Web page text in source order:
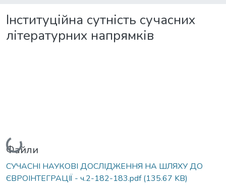
Інституційна сутність сучасних
літературних напрямків
Вантажиться...
Файли
СУЧАСНІ НАУКОВІ ДОСЛІДЖЕННЯ НА ШЛЯХУ ДО
ЄВРОІНТЕГРАЦІЇ - ч.2-182-183.pdf(135.67 KB)